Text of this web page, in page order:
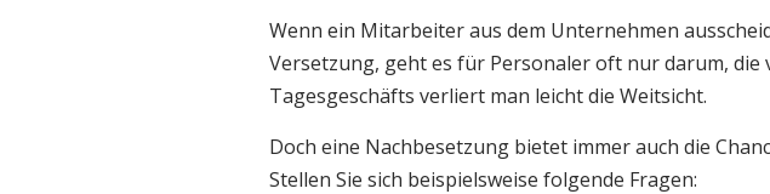
Wenn ein Mitarbeiter aus dem Unternehmen
Versetzung, geht es für Personaler oft nur darum, die
Tagesgeschäfts verliert man leicht die Weitsicht.
Doch eine Nachbesetzung bietet immer auch die
Stellen Sie sich beispielsweise folgende Fragen: